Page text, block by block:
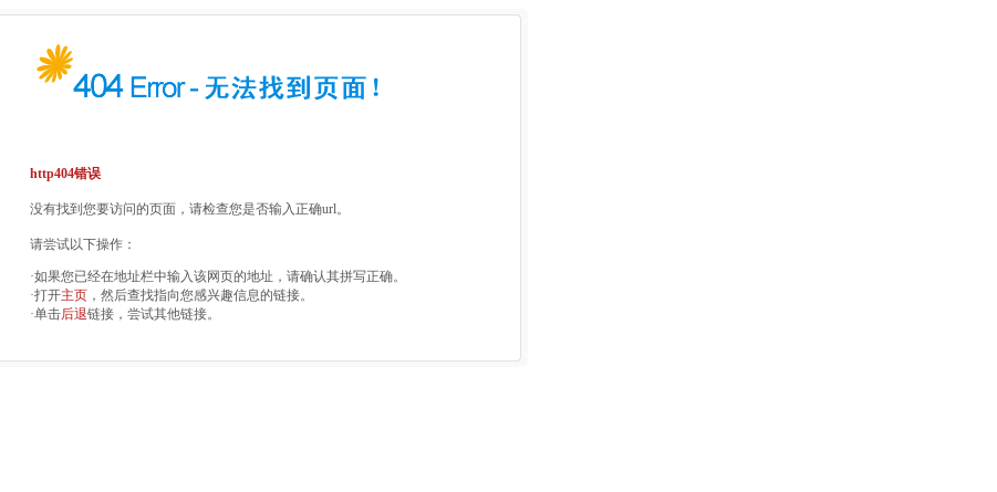
http404错误
没有找到您要访问的页面，请检查您是否输入正确url。
请尝试以下操作：
·如果您已经在地址栏中输入该网页的地址，请确认其拼写正确。
·打开主页 ，然后查找指向您感兴趣信息的链接。
·单击后退链接，尝试其他链接。